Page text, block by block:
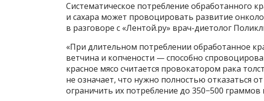
Систематическое потребление обработанного
и сахара может провоцировать развитие
в разговоре с «Лентой.ру» врач-диетолог
«При длительном потреблении обработанное
ветчина и копчености — способно
красное мясо считается провокатором рака
не означает, что нужно полностью отказаться
ограничить их потребление до 350−500 граммов